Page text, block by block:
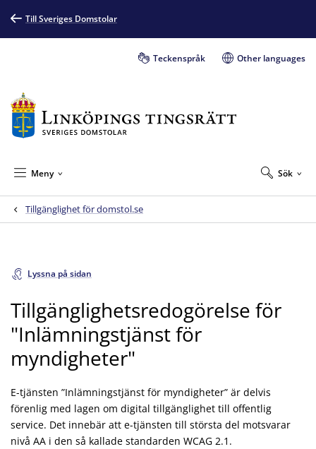
Till Sveriges Domstolar
Teckenspråk Other languages
Sök
Meny
Tillgänglighet för domstol.se
Lyssna på sidan
Tillgänglighetsredogörelse för
"Inlämningstjänst för
myndigheter"
E-tjänsten ”Inlämningstjänst för myndigheter” är delvis
förenlig med lagen om digital tillgänglighet till offentlig
service. Det innebär att e-tjänsten till största del motsvarar
nivå AA i den så kallade standarden WCAG 2.1.